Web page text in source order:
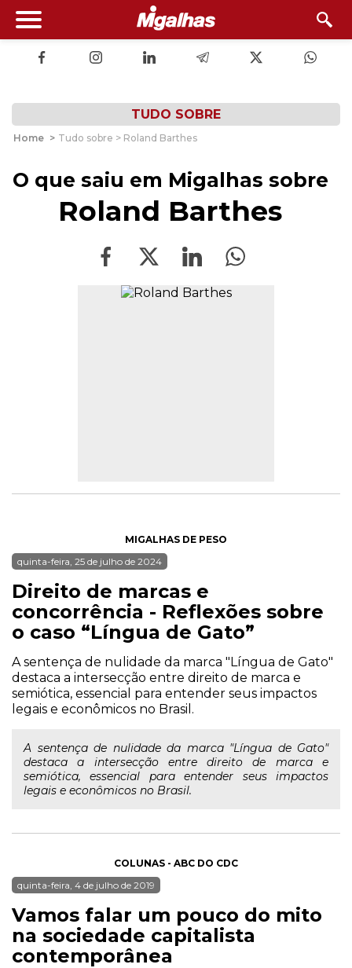
TUDO SOBRE
Home > Tudo sobre > Roland Barthes
O que saiu em Migalhas sobre
Roland Barthes
MIGALHAS DE PESO
quinta-feira, 25 de julho de 2024
Direito de marcas e
concorrência - Reflexões sobre
o caso “Língua de Gato”
A sentença de nulidade da marca "Língua de Gato"
destaca a intersecção entre direito de marca e
semiótica, essencial para entender seus impactos
legais e econômicos no Brasil.
A sentença de nulidade da marca "Língua de Gato"
destaca a intersecção entre direito de marca e
semiótica, essencial para entender seus impactos
legais e econômicos no Brasil.
COLUNAS - ABC DO CDC
quinta-feira, 4 de julho de 2019
Vamos falar um pouco do mito
na sociedade capitalista
contemporânea